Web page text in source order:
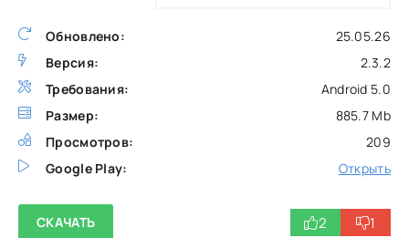
Обновлено:
25.05.26
Версия:
2.3.2
Требования:
Android 5.0
Размер:
885.7 Mb
Просмотров:
209
Google Play:
Открыть
СКАЧАТЬ 2 1